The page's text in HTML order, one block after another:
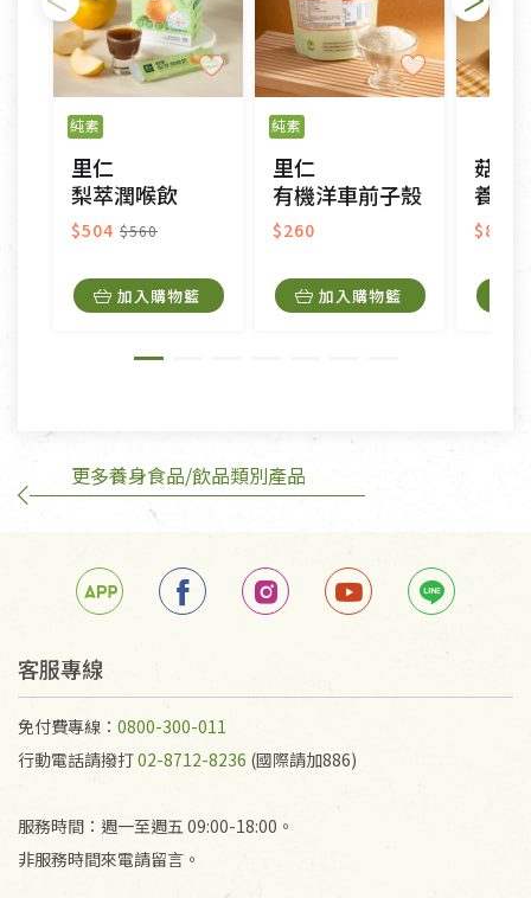
不適用七天鑑賞期商品：
以數位或電磁紀錄形式儲存之商品、易於變質或損壞
之商品、以及性質上無法或不適合退換之商品：如
CD、VCD、DVD、電腦軟體，若產品瑕疵無法讀取僅
接受原片換新。
衣飾鞋類-如T恤，如於送達後水洗或污損者。
美容保養用品、內衣褲、襪子、口罩等私人消耗性產
內衣褲、襪子、口罩個人衛生用品除商品本身有瑕疵
外,依據《通訊交易解除權合理例外情事適用準
不在此限。
訂購手抄稿退貨需知：
手抄稿進行退貨時，請務必保持原包裝方式及使用原
若未保持原包裝方式或未使用原箱退回，導致書籍有
任何折損、磨損、污損或凹角，將不接受退貨，也不
不接受退貨之手抄稿，為敬重法寶故，里仁網購無法
代為結緣處理等。 若需將手抄稿寄還給消費者，因而
產生的運費100元/箱將由消費者負擔。
純素
里仁
梨萃潤喉飲
$504 $560
加入購物籃
純素
里仁
有機洋車前子殼
$260
加入購物籃
菇蕈
養生
$86
更多養身食品/飲品類別產品
客服專線
免付費專線： 0800-300-011
行動電話請撥打02-8712-8236 (國際請加886)
服務時間：週一至週五 09:00-18:00。
非服務時間來電請留言。